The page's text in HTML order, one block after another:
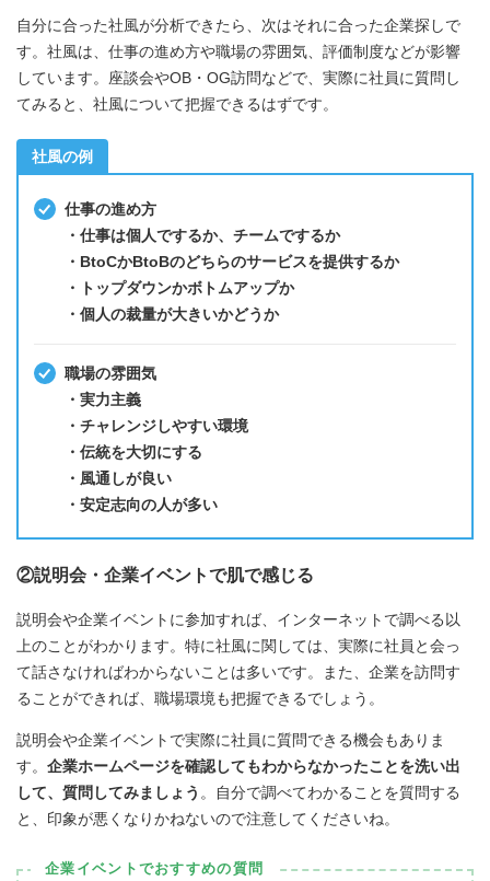
自分に合った社風が分析できたら、次はそれに合った企業探しで
す。社風は、仕事の進め方や職場の雰囲気、評価制度などが影響
しています。座談会やOB・OG訪問などで、実際に社員に質問し
てみると、社風について把握できるはずです。
社風の例
仕事の進め方
・仕事は個人でするか、チームでするか
・BtoCかBtoBのどちらのサービスを提供するか
・トップダウンかボトムアップか
・個人の裁量が大きいかどうか
職場の雰囲気
・実力主義
・チャレンジしやすい環境
・伝統を大切にする
・風通しが良い
・安定志向の人が多い
②説明会・企業イベントで肌で感じる
説明会や企業イベントに参加すれば、インターネットで調べる以
上のことがわかります。特に社風に関しては、実際に社員と会っ
て話さなければわからないことは多いです。また、企業を訪問す
ることができれば、職場環境も把握できるでしょう。
説明会や企業イベントで実際に社員に質問できる機会もありま
す。 企業ホームページを確認してもわからなかったことを洗い出
して、質問してみましょう 。自分で調べてわかることを質問する
と、印象が悪くなりかねないので注意してくださいね。
企業イベントでおすすめの質問